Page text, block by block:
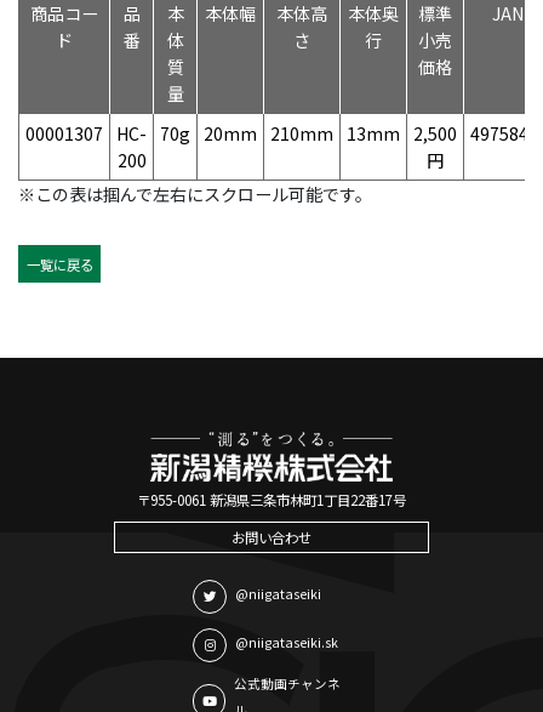
商品コー
ド
品
番
本
体
質
量
本体幅
本体高
さ
本体奥
行
標準
小売
価格
JAN
00001307
HC-
200
70g 20mm 210mm 13mm
2,500
円
※この表は掴んで左右にスクロール可能です。
一覧に戻る
〒955-0061 新潟県三条市林町1丁目22番17号
お問い合わせ
@niigataseiki
@niigataseiki.sk
公式動画チャンネ